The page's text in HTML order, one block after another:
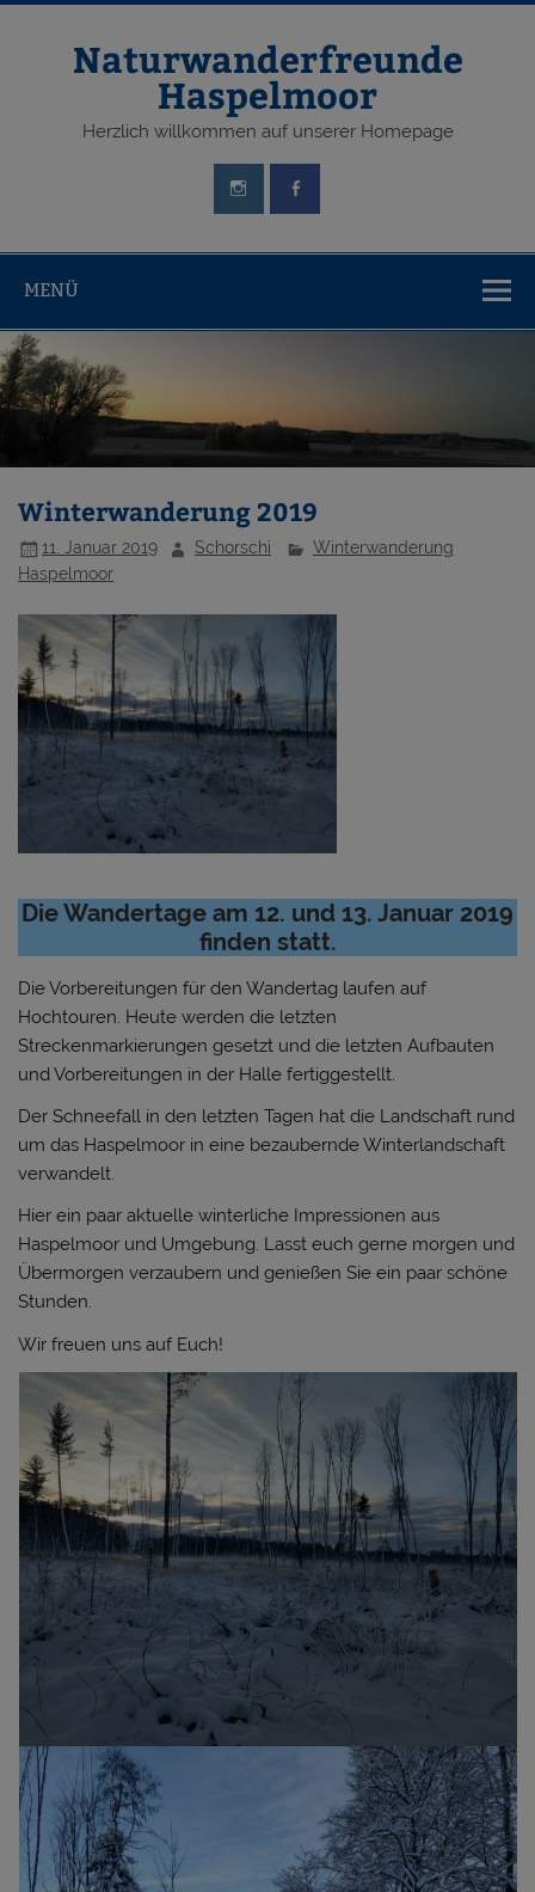
Zum
Naturwanderfreunde
Haspelmoor
Herzlich willkommen auf unserer Homepage
MENÜ
Winterwanderung 2019
11. Januar 2019 Schorschi
Winterwanderung
Haspelmoor
Die Wandertage am 12. und 13. Januar 2019
finden statt.
Die Vorbereitungen für den Wandertag laufen auf
Hochtouren. Heute werden die letzten
Streckenmarkierungen gesetzt und die letzten Aufbauten
und Vorbereitungen in der Halle fertiggestellt.
Der Schneefall in den letzten Tagen hat die Landschaft rund
um das Haspelmoor in eine bezaubernde Winterlandschaft
verwandelt.
Hier ein paar aktuelle winterliche Impressionen aus
Haspelmoor und Umgebung. Lasst euch gerne morgen und
Übermorgen verzaubern und genießen Sie ein paar schöne
Stunden.
Wir freuen uns auf Euch!